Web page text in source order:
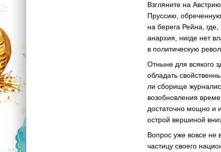
Взгляните на
Пруссию, обреченную
на берега Рейна,
анархия, нигде нет
в политическую
Отныне для всякого
обладать
ли сборище
возобновления
достаточно мощно и
острой вершиной
Вопрос уже вовсе не
частицу своего